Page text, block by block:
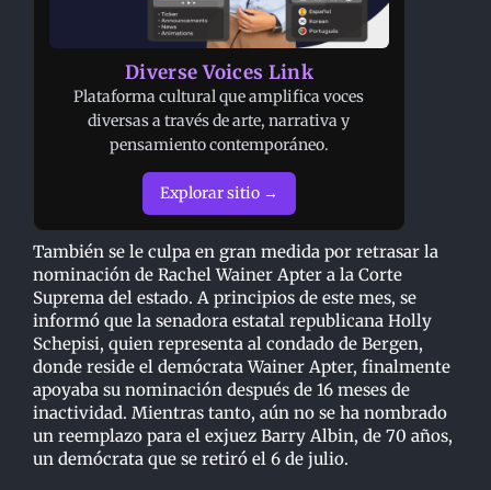
Diverse Voices Link
Plataforma cultural que amplifica voces
diversas a través de arte, narrativa y
pensamiento contemporáneo.
Explorar sitio →
También se le culpa en gran medida por retrasar la
nominación de Rachel Wainer Apter a la Corte
Suprema del estado. A principios de este mes, se
informó que la senadora estatal republicana Holly
Schepisi, quien representa al condado de Bergen,
donde reside el demócrata Wainer Apter, finalmente
apoyaba su nominación después de 16 meses de
inactividad. Mientras tanto, aún no se ha nombrado
un reemplazo para el exjuez Barry Albin, de 70 años,
un demócrata que se retiró el 6 de julio.